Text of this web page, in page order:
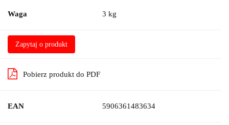
Waga 3 kg
Zapytaj o produkt
Pobierz produkt do PDF
EAN 5906361483634